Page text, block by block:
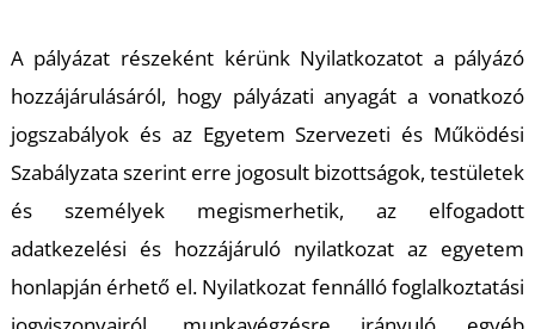
A pályázat részeként kérünk Nyilatkozatot a pályázó
hozzájárulásáról, hogy pályázati anyagát a vonatkozó
jogszabályok és az Egyetem Szervezeti és Működési
Szabályzata szerint erre jogosult bizottságok, testületek
és személyek megismerhetik, az elfogadott
adatkezelési és hozzájáruló nyilatkozat az egyetem
honlapján érhető el. Nyilatkozat fennálló foglalkoztatási